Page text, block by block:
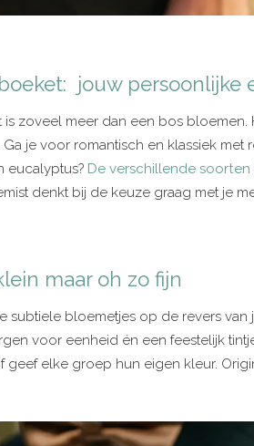
jouw persoonlijke
zoveel meer dan een bos bloemen.
je voor romantisch en klassiek
eucalyptus? De verschillende
denkt bij de keuze graag met je
maar oh zo fijn
subtiele bloemetjes op de revers
voor eenheid én een feestelijk
geef elke groep hun eigen kleur.